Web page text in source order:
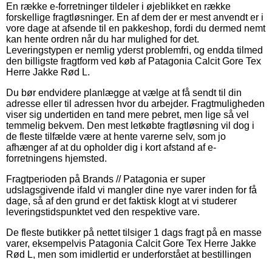
En række e-forretninger tildeler i øjeblikket en række
forskellige fragtløsninger. En af dem der er mest anvendt er i
vore dage at afsende til en pakkeshop, fordi du dermed nemt
kan hente ordren når du har mulighed for det.
Leveringstypen er nemlig yderst problemfri, og endda tilmed
den billigste fragtform ved køb af Patagonia Calcit Gore Tex
Herre Jakke Rød L.
Du bør endvidere planlægge at vælge at få sendt til din
adresse eller til adressen hvor du arbejder. Fragtmuligheden
viser sig undertiden en tand mere pebret, men lige så vel
temmelig bekvem. Den mest letkøbte fragtløsning vil dog i
de fleste tilfælde være at hente varerne selv, som jo
afhænger af at du opholder dig i kort afstand af e-
forretningens hjemsted.
Fragtperioden på Brands // Patagonia er super
udslagsgivende ifald vi mangler dine nye varer inden for få
dage, så af den grund er det faktisk klogt at vi studerer
leveringstidspunktet ved den respektive vare.
De fleste butikker på nettet tilsiger 1 dags fragt på en masse
varer, eksempelvis Patagonia Calcit Gore Tex Herre Jakke
Rød L, men som imidlertid er underforstået at bestillingen